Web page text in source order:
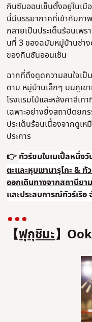
กินซันออนเซ็นตั้งอยู่ในเมื
นี้มีบรรยากาศที่เข้ากับภ
กลายเป็นประเด็นร้อนเพร
นที่ 3 ของฉบับหมู่บ้านช่า
ของกินซันออนเซ็น
ฉากที่ดึงดูดความสนใจเ
ดาบ หมู่บ้านเล็กๆ บนภูเข
โรงแรมไม้และหลังคาสีเ
เฉพาะอย่างยิ่งสถาปัตย
ประเด็นร้อนเนื่องจากดูเห
ประการ
👉ทัวร์ชมใบเมเปิ้ลหนึ่ง
ตะและหุบเขานารุโกะ &
ออกเดินทางจากสถานียา
และประสบการณ์ทัวร์เรือ
【ฟุกุชิมะ】